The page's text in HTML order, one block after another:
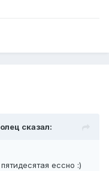
сказал:
ессно :)